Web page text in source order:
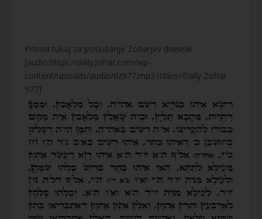
Pritisni tukaj za poslušanje Zoharjev dnevnik
[audio:https://dailyzohar.com/wp-
content/uploads/audio/dz977.mp3|titles=Daily Zohar
977]